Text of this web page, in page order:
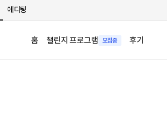
에디팅
홈 챌린지 프로그램 모집중 후기